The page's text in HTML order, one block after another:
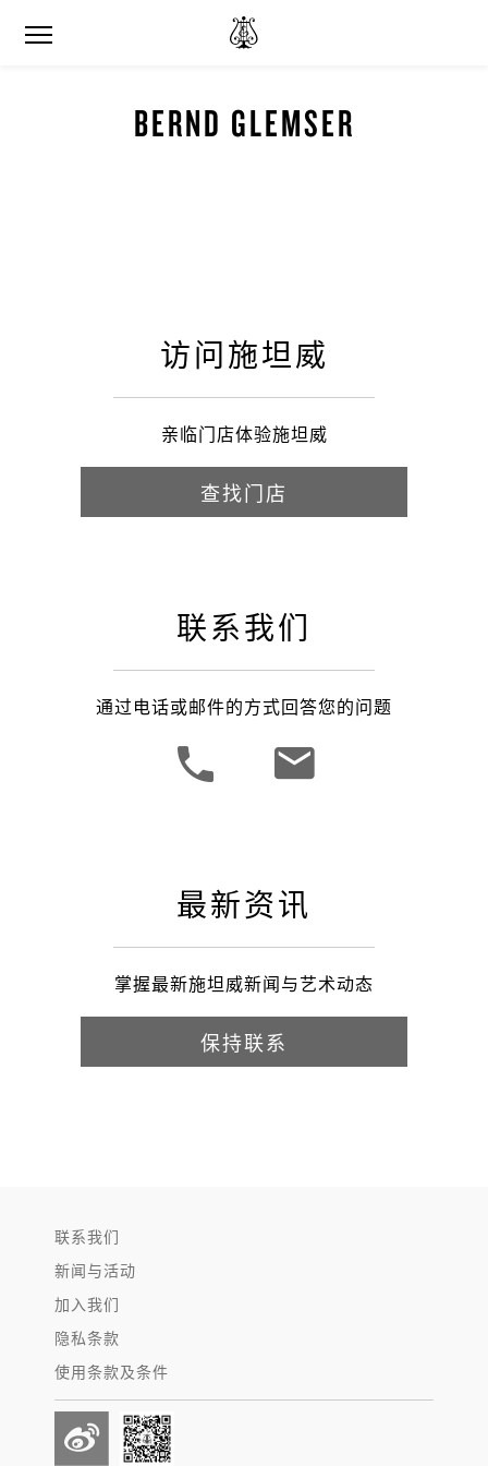
BERND GLEMSER
访问施坦威
亲临门店体验施坦威
查找门店
联系我们
通过电话或邮件的方式回答您的问题
最新资讯
掌握最新施坦威新闻与艺术动态
保持联系
联系我们
新闻与活动
加入我们
隐私条款
使用条款及条件